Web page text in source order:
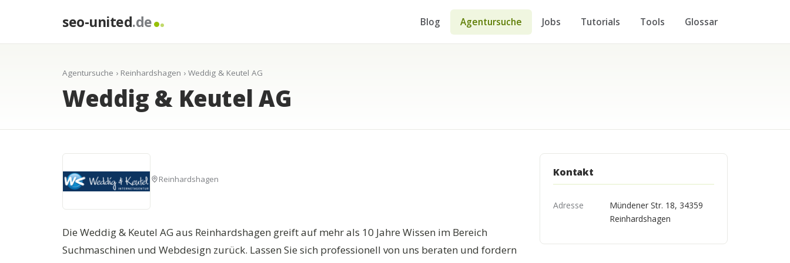
seo-united.de Blog Agentursuche Jobs Tutorials Tools Glossar
Agentursuche › Reinhardshagen › Weddig & Keutel AG
Weddig & Keutel AG
Reinhardshagen
Die Weddig & Keutel AG aus Reinhardshagen greift auf mehr als 10 Jahre Wissen im Bereich
Suchmaschinen und Webdesign zurück. Lassen Sie sich professionell von uns beraten und fordern
Kontakt
Adresse
Mündener Str. 18, 34359
Reinhardshagen